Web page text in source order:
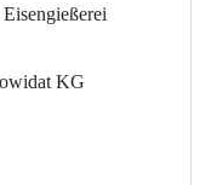
KG